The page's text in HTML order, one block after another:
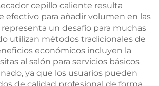
cepillo caliente resulta
efectivo para añadir volumen en las
representa un desafío para muchas
utilizan métodos tradicionales de
económicos incluyen la
al salón para servicios básicos
ya que los usuarios pueden